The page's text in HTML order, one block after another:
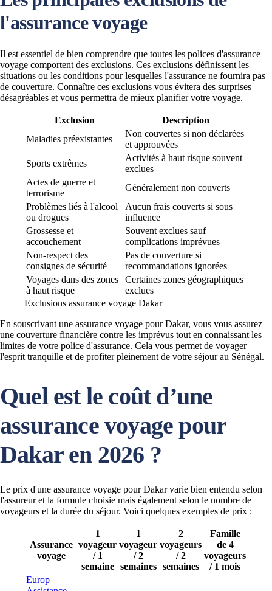
l'assurance voyage
Il est essentiel de bien comprendre que toutes les polices d'assurance
voyage comportent des exclusions. Ces exclusions définissent les
situations ou les conditions pour lesquelles l'assurance ne fournira pas
de couverture. Connaître ces exclusions vous évitera des surprises
désagréables et vous permettra de mieux planifier votre voyage.
Exclusion
Description
Maladies préexistantes
Non couvertes si non déclarées
et approuvées
Sports extrêmes
Activités à haut risque souvent
exclues
Actes de guerre et
terrorisme
Généralement non couverts
Problèmes liés à l'alcool
ou drogues
Aucun frais couverts si sous
influence
Grossesse et
accouchement
Souvent exclues sauf
complications imprévues
Non-respect des
consignes de sécurité
Pas de couverture si
recommandations ignorées
Voyages dans des zones
à haut risque
Certaines zones géographiques
exclues
Exclusions assurance voyage Dakar
En souscrivant une assurance voyage pour Dakar, vous vous assurez
une couverture financière contre les imprévus tout en connaissant les
limites de votre police d'assurance. Cela vous permet de voyager
l'esprit tranquille et de profiter pleinement de votre séjour au Sénégal.
Quel est le coût d’une
assurance voyage pour
Dakar en 2026 ?
Le prix d'une assurance voyage pour Dakar varie bien entendu selon
l'assureur et la formule choisie mais également selon le nombre de
voyageurs et la durée du séjour. Voici quelques exemples de prix :
Assurance
voyage
1
voyageur
/ 1
semaine
1
voyageur
/ 2
semaines
2
voyageurs
/ 2
semaines
Famille
de 4
voyageurs
/ 1 mois
Europ